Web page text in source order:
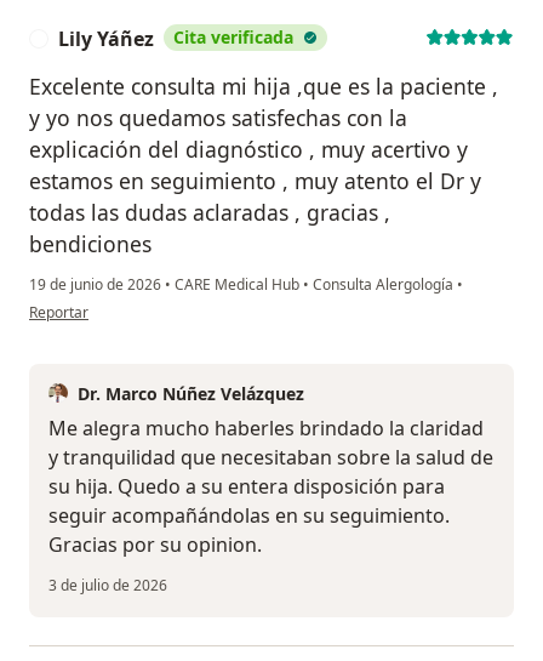
Lily Yáñez Cita verificada
Excelente consulta mi hija ,que es la paciente ,
y yo nos quedamos satisfechas con la
explicación del diagnóstico , muy acertivo y
estamos en seguimiento , muy atento el Dr y
todas las dudas aclaradas , gracias ,
bendiciones
19 de junio de 2026 • CARE Medical Hub • Consulta Alergología •
en opinión del usuario Lily Yáñez
Reportar
Dr. Marco Núñez Velázquez
Me alegra mucho haberles brindado la claridad
y tranquilidad que necesitaban sobre la salud de
su hija. Quedo a su entera disposición para
seguir acompañándolas en su seguimiento.
Gracias por su opinion.
3 de julio de 2026